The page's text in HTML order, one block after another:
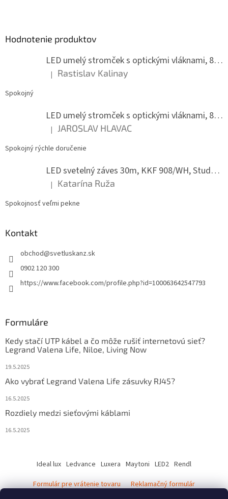
p
r
v
ý
p
Hodnotenie produktov
LED umelý stromček s optickými vláknami, 80 cm
Hodnotenie produktu je 5 z 5 hviezdičiek.
| Rastislav Kalinay
Spokojný
LED umelý stromček s optickými vláknami, 80 cm
Hodnotenie produktu je 5 z 5 hviezdičiek.
| JAROSLAV HLAVAC
Spokojný rýchle doručenie
LED svetelný záves 30m, KKF 908/WH, Studená biela
Hodnotenie produktu je 5 z 5 hviezdičiek.
| Katarína Ruža
Spokojnosť veľmi pekne
Kontakt
obchod@svetluskanz.sk
0902 120 300
https://www.facebook.com/profile.php?id=100063642547793
Formuláre
Kedy stačí UTP kábel a čo môže rušiť internetovú sieť?
Legrand Valena Life, Niloe, Living Now
19.5.2025
Ako vybrať Legrand Valena Life zásuvky RJ45?
16.5.2025
Rozdiely medzi sieťovými káblami
16.5.2025
Ideal lux Ledvance Luxera Maytoni LED2 Rendl
Formulár pre vrátenie tovaru
Reklamačný formulár